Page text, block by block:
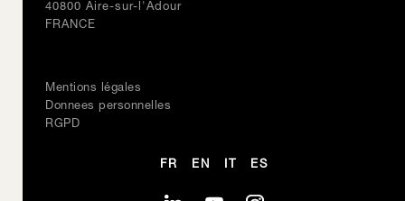
40800 Aire-sur-l'Adour
FRANCE
Mentions légales
Donnees personnelles
RGPD
FR EN ES